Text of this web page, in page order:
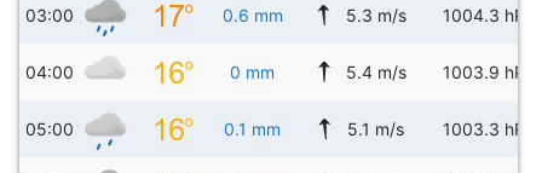
03:00 0.6 mm 5.3 m/s 1004.3 hPa
04:00 0 mm 5.4 m/s 1003.9 hPa
05:00 0.1 mm 5.1 m/s 1003.3 hPa